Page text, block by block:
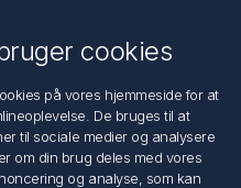
cookies
på vores hjemmeside for at
De bruges til at
til sociale medier og analysere
om din brug deles med vores
og analyse, som kan